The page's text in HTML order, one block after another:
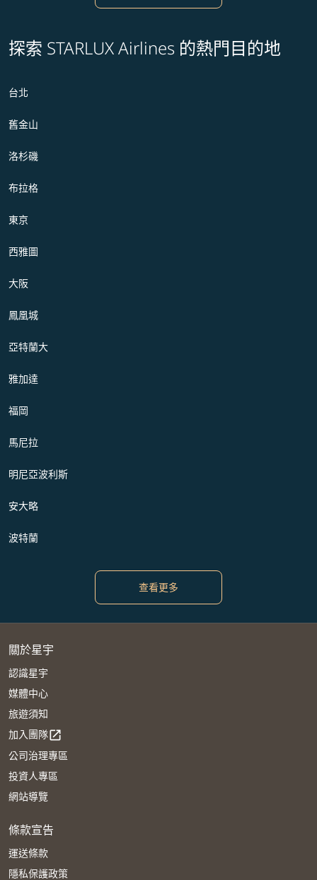
探索 STARLUX Airlines 的熱門目的地
台北
舊金山
洛杉磯
布拉格
東京
西雅圖
大阪
鳳凰城
亞特蘭大
雅加達
福岡
馬尼拉
明尼亞波利斯
安大略
波特蘭
查看更多
關於星宇
認識星宇
媒體中心
旅遊須知
加入團隊open_in_new
公司治理專區
投資人專區
網站導覽
條款宣告
運送條款
隱私保護政策